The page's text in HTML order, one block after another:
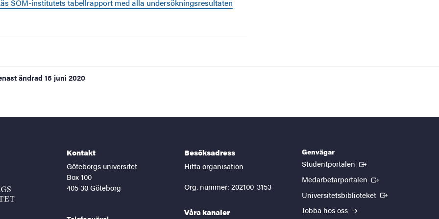
SOM-institutets tabellrapport med alla undersökningsresultaten
ändrad 15 juni 2020
Kontakt
Göteborgs universitet
Box 100
405 30 Göteborg
Besöksadress
Hitta organisation
Org. nummer: 202100-3153
Våra kanaler
Genvägar
Studentportalen (Extern länk)
Medarbetarportalen (Extern länk)
Universitetsbiblioteket (Extern länk)
Jobba hos oss